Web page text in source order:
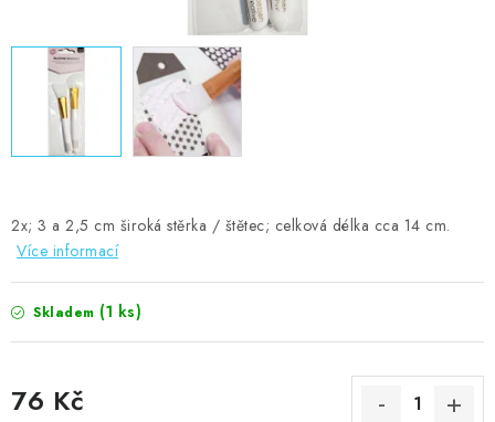
2x; 3 a 2,5 cm široká stěrka / štětec; celková délka cca 14 cm.
Více informací
Skladem (1 ks)
76 Kč